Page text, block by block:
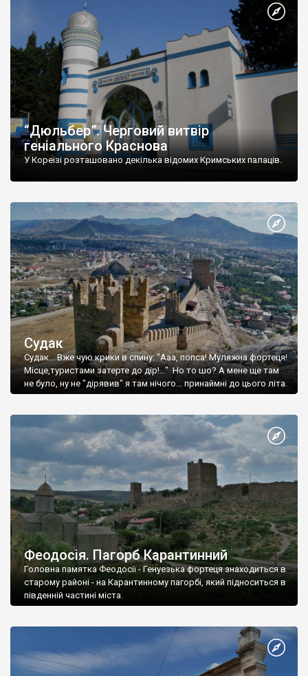
“Дюльбер”. Черговий витвір
геніального Краснова
У Кореїзі розташовано декілька відомих Кримських палаців.
Судак
Судак... Вже чую крики в спину: "Ааа, попса! Муляжна фортеця!
Місце,туристами затерте до дір!..." Но то шо? А мене ще там
не було, ну не "дірявив" я там нічого... принаймні до цього літа.
Феодосія. Пагорб Карантинний
Головна памятка Феодосії - Генуезька фортеця знаходиться в
старому районі - на Карантинному пагорбі, який підноситься в
південній частині міста.